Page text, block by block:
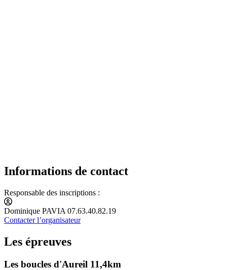
Informations de contact
Responsable des inscriptions :
Dominique PAVIA 07.63.40.82.19
Contacter l’organisateur
Les épreuves
Les boucles d'Aureil 11,4km